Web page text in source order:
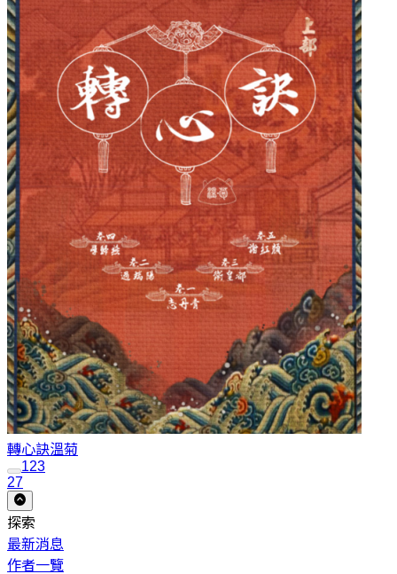
轉心訣溫菊
123
27
探索
最新消息
作者一覽